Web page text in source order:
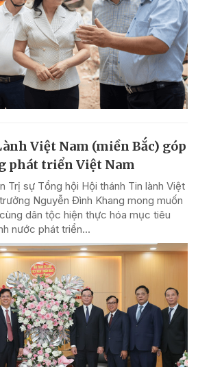
Việt Nam (miền Bắc) góp
phát triển Việt Nam
Trị sự Tổng hội Hội thánh Tin lành Việt
Nguyễn Đình Khang mong muốn
dân tộc hiện thực hóa mục tiêu
nước phát triển...